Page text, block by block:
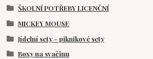
ŠKOLNÍ POTŘEBY LICENČNÍ
MICKEY MOUSE
Jídelní sety - piknikové sety
Boxy na svačinu